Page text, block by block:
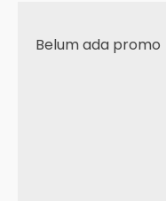
Belum ada promo